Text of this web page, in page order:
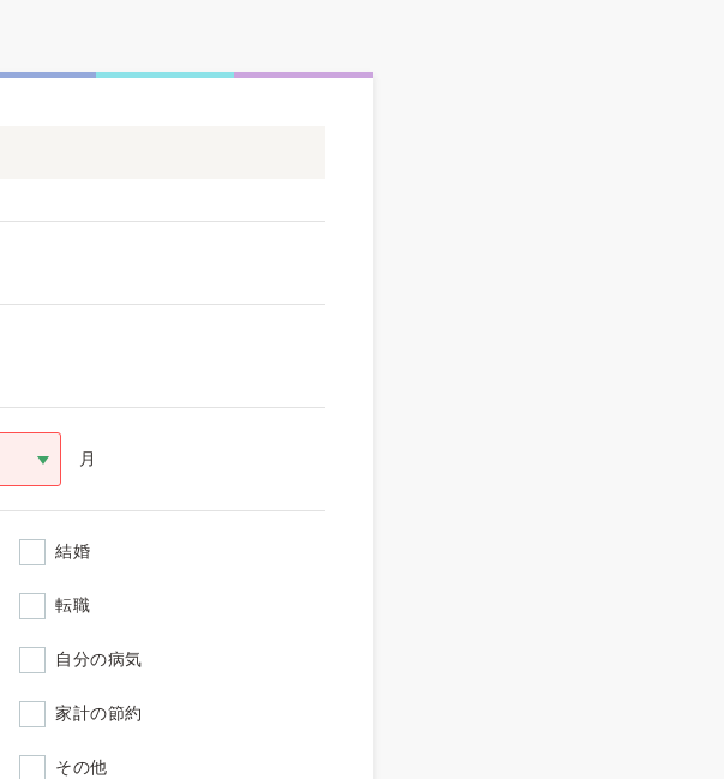
月
結婚
転職
自分の病気
家計の節約
その他